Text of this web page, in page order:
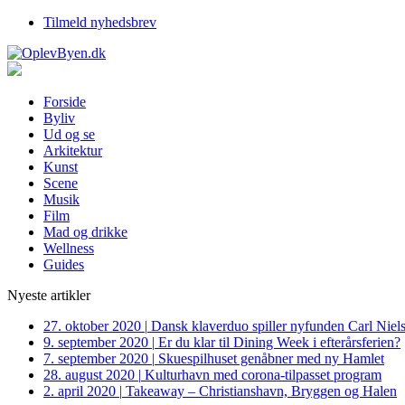
Tilmeld nyhedsbrev
Forside
Byliv
Ud og se
Arkitektur
Kunst
Scene
Musik
Film
Mad og drikke
Wellness
Guides
Nyeste artikler
27. oktober 2020 | Dansk klaverduo spiller nyfunden Carl
9. september 2020 | Er du klar til Dining Week i efterårsferien?
7. september 2020 | Skuespilhuset genåbner med ny Hamlet
28. august 2020 | Kulturhavn med corona-tilpasset program
2. april 2020 | Takeaway – Christianshavn, Bryggen og Halen